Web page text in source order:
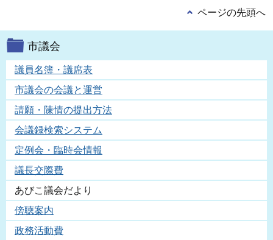
ページの先頭へ
市議会
議員名簿・議席表
市議会の会議と運営
請願・陳情の提出方法
会議録検索システム
定例会・臨時会情報
議長交際費
あびこ議会だより
傍聴案内
政務活動費